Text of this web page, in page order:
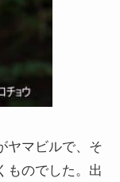
ヤマビルで、そ
ものでした。出